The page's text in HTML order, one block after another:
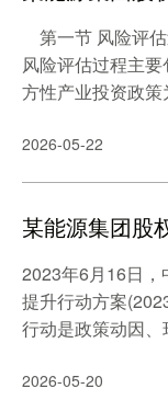
第一节 风险评估过程概述 一
风险评估过程主要包含三个
方性产业投资政
根据国家及地方性
2026-05-22
2023年6月16日
提升行动方案
行动是政策动因
核心竞争力，促进
2026-05-20